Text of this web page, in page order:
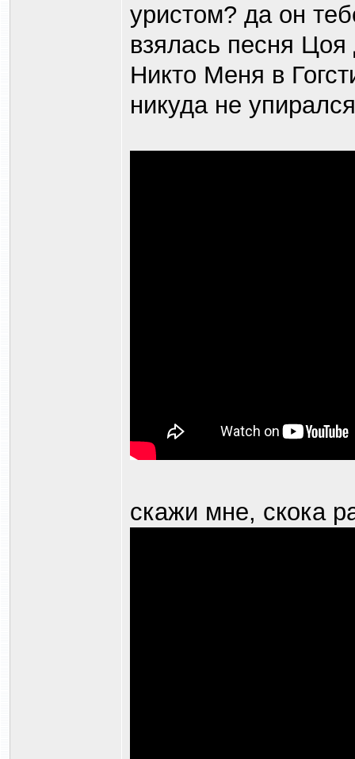
уристом? да он
взялась песня
Никто Меня в
никуда не упирался
скажи мне, скока